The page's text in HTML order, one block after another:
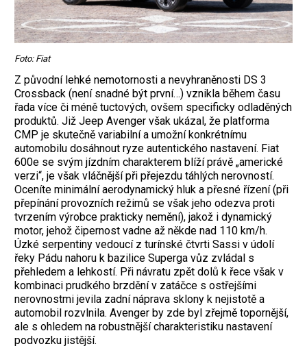
Foto: Fiat
Z původní lehké nemotornosti a nevyhraněnosti DS 3
Crossback (není snadné být první…) vznikla během času
řada více či méně tuctových, ovšem specificky odladěných
produktů. Již Jeep Avenger však ukázal, že platforma
CMP je skutečně variabilní a umožní konkrétnímu
automobilu dosáhnout ryze autentického nastavení. Fiat
600e se svým jízdním charakterem blíží právě „americké
verzi“, je však vláčnější při přejezdu táhlých nerovností.
Oceníte minimální aerodynamický hluk a přesné řízení (při
přepínání provozních režimů se však jeho odezva proti
tvrzením výrobce prakticky nemění), jakož i dynamický
motor, jehož čipernost vadne až někde nad 110 km/h.
Úzké serpentiny vedoucí z turínské čtvrti Sassi v údolí
řeky Pádu nahoru k bazilice Superga vůz zvládal s
přehledem a lehkostí. Při návratu zpět dolů k řece však v
kombinaci prudkého brzdění v zatáčce s ostřejšími
nerovnostmi jevila zadní náprava sklony k nejistotě a
automobil rozvlnila. Avenger by zde byl zřejmě topornější,
ale s ohledem na robustnější charakteristiku nastavení
podvozku jistější.